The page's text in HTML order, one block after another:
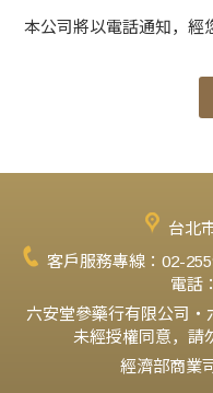
本公司將以電話通知，經
台北
客戶服務專線：02-
電話
六安堂參藥行有限公司‧
未經授權同意，請
經濟部商業